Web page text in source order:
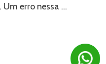
Um erro nessa …